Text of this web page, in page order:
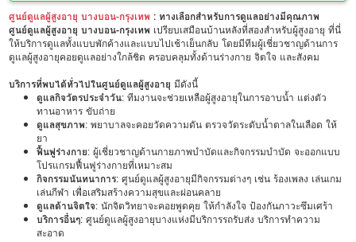
ศูนย์ดูแลผู้สูงอายุ บางบอน-กรุงเทพ : ทางเลือกสำหรับการดูแลอย่างมีคุณภาพ
ศูนย์ดูแลผู้สูงอายุ บางบอน-กรุงเทพ เปรียบเสมือนบ้านหลังที่สองสำหรับผู้สูงอายุ ที่นี่
ให้บริการดูแลทั้งแบบพักค้างและแบบไปเช้าเย็นกลับ โดยมีทีมผู้เชี่ยวชาญด้านการ
ดูแลผู้สูงอายุคอยดูแลอย่างใกล้ชิด ครอบคลุมทั้งด้านร่างกาย จิตใจ และสังคม
บริการที่พบได้ทั่วไปในศูนย์ดูแลผู้สูงอายุ มีดังนี้
ดูแลกิจวัตรประจำวัน: ทีมงานจะช่วยเหลือผู้สูงอายุในการอาบน้ำ แต่งตัว
ทานอาหาร ขับถ่าย
ดูแลสุขภาพ: พยาบาลจะคอยวัดความดัน ตรวจวัดระดับน้ำตาลในเลือด ให้
ยา
ฟื้นฟูร่างกาย: ผู้เชี่ยวชาญด้านกายภาพบำบัดและกิจกรรมบำบัด จะออกแบบ
โปรแกรมฟื้นฟูร่างกายที่เหมาะสม
กิจกรรมนันทนาการ: ศูนย์ดูแลผู้สูงอายุมีกิจกรรมต่างๆ เช่น ร้องเพลง เล่นเกม
เล่นกีฬา เพื่อเสริมสร้างความสุขและผ่อนคลาย
ดูแลด้านจิตใจ: นักจิตวิทยาจะคอยพูดคุย ให้กำลังใจ ป้องกันภาวะซึมเศร้า
บริการอื่นๆ: ศูนย์ดูแลผู้สูงอายุบางแห่งมีบริการรถรับส่ง บริการทำความ
สะอาด